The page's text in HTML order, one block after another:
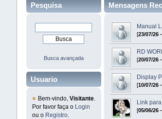
Pesquisa
Busca avançada
Usuario
Bem-vindo, Visitante.
Por favor faça o Login
ou o Registro.
Mensagens
Manual
[23/07/26
RD
[20/07/26
Display
[10/07/26
Link para
[05/06/26